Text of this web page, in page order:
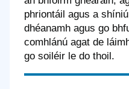
phriontáil agus a
dhéanamh agus go
comhlánú agat de
go soiléir le do thoil.